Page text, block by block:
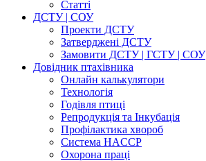
Cтатті
ДСТУ | СОУ
Проекти ДСТУ
Затверджені ДСТУ
Замовити ДСТУ | ГСТУ | СОУ
Довідник птахівника
Онлайн калькулятори
Технологія
Годівля птиці
Репродукція та Інкубація
Профілактика хвороб
Система HACCP
Охорона праці